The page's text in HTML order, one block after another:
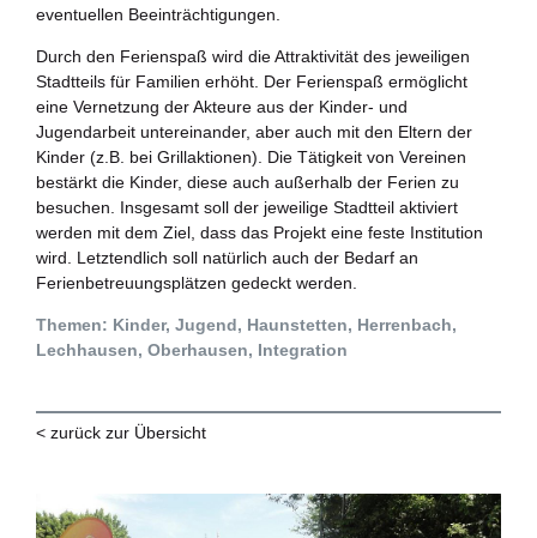
Mitmachen ?
eventuellen Beeinträchtigungen.
Durch den Ferienspaß wird die Attraktivität des jeweiligen
Stadtteils für Familien erhöht. Der Ferienspaß ermöglicht
eine Vernetzung der Akteure aus der Kinder- und
Jugendarbeit untereinander, aber auch mit den Eltern der
Kinder (z.B. bei Grillaktionen). Die Tätigkeit von Vereinen
bestärkt die Kinder, diese auch außerhalb der Ferien zu
besuchen. Insgesamt soll der jeweilige Stadtteil aktiviert
werden mit dem Ziel, dass das Projekt eine feste Institution
wird. Letztendlich soll natürlich auch der Bedarf an
Ferienbetreuungsplätzen gedeckt werden.
Themen: Kinder, Jugend, Haunstetten, Herrenbach,
Lechhausen, Oberhausen, Integration
< zurück zur Übersicht